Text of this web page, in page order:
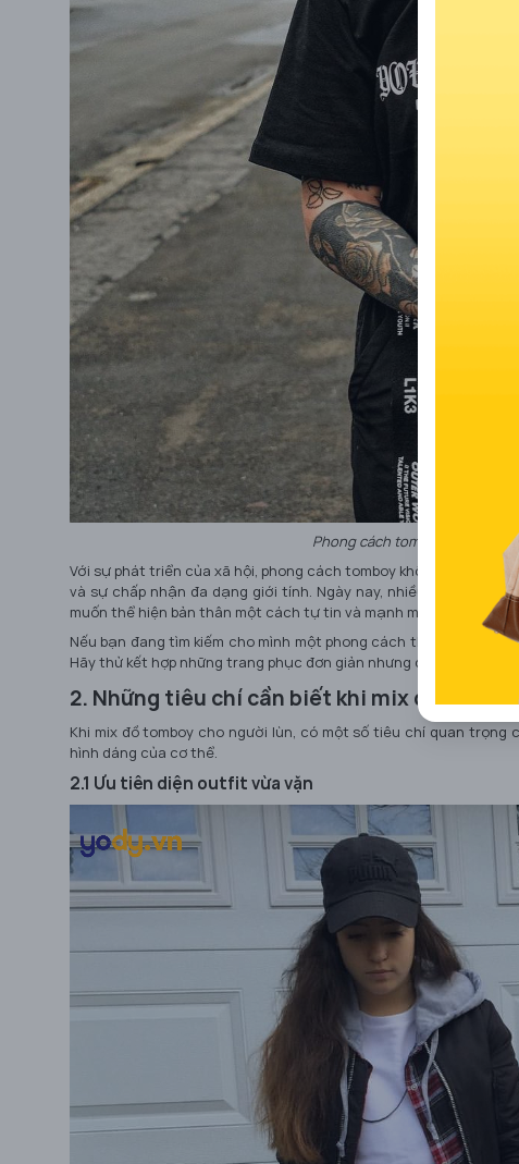
Phong cách tomboy là gì? Đôi
Với sự phát triển của xã hội, phong cách tomboy không chỉ đơn
và sự chấp nhận đa dạng giới tính. Ngày nay, nhiều người phụ
muốn thể hiện bản thân một cách tự tin và mạnh mẽ.
Nếu bạn đang tìm kiếm cho mình một phong cách thời trang
Hãy thử kết hợp những trang phục đơn giản nhưng cá tính để
2. Những tiêu chí cần biết khi mix đồ
Khi mix đồ tomboy cho người lùn, có một số tiêu chí quan
hình dáng của cơ thể.
2.1 Ưu tiên diện outfit vừa vặn